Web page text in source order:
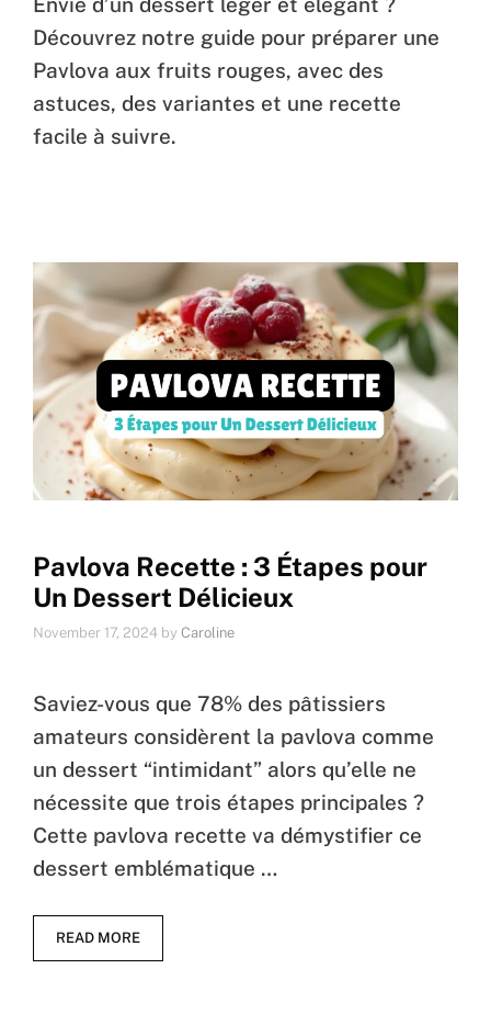
Découvrez notre guide pour préparer une
Pavlova aux fruits rouges, avec des
astuces, des variantes et une recette
facile à suivre.
Pavlova Recette : 3 Étapes pour
Un Dessert Délicieux
November 17, 2024 by Caroline
Saviez-vous que 78% des pâtissiers
amateurs considèrent la pavlova comme
un dessert “intimidant” alors qu’elle ne
nécessite que trois étapes principales ?
Cette pavlova recette va démystifier ce
dessert emblématique …
READ MORE